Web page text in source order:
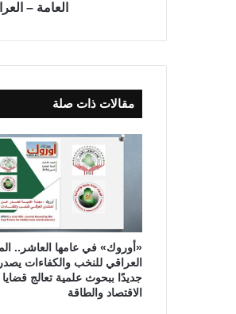
ي
و
ث
ا
ت
ا
العامة –
مقالات ذات صلة
«أوروك» في عامها العاشر..
العراقي للنخب والكفاءات
جديدًا ببحوث علمية تعالج قضايا
الاقتصاد والطاقة